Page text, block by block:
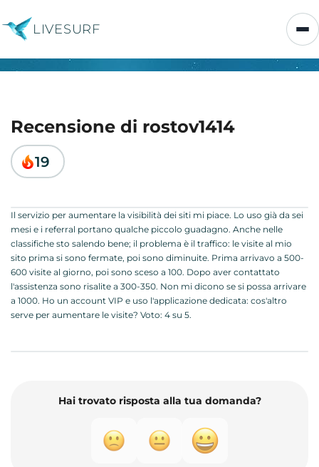
LIVESURF
Recensione di rostov1414
19
Il servizio per aumentare la visibilità dei siti mi piace. Lo uso già da sei
mesi e i referral portano qualche piccolo guadagno. Anche nelle
classifiche sto salendo bene; il problema è il traffico: le visite al mio
sito prima si sono fermate, poi sono diminuite. Prima arrivavo a 500-
600 visite al giorno, poi sono sceso a 100. Dopo aver contattato
l'assistenza sono risalite a 300-350. Non mi dicono se si possa arrivare
a 1000. Ho un account VIP e uso l'applicazione dedicata: cos'altro
serve per aumentare le visite? Voto: 4 su 5.
Hai trovato risposta alla tua domanda?